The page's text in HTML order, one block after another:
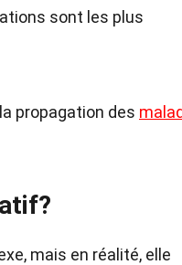
sont les plus
propagation des
mais en réalité, elle